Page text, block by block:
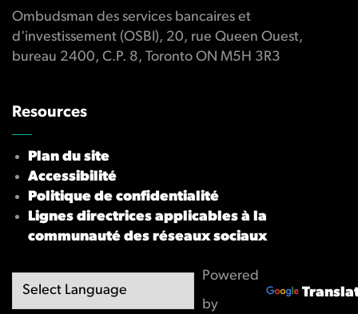
Ombudsman des services bancaires et
d'investissement (OSBI), 20, rue Queen Ouest,
bureau 2400, C.P. 8, Toronto ON M5H 3R3
Resources
Plan du site
Accessibilité
Politique de confidentialité
Lignes directrices applicables à la
communauté des réseaux sociaux
Powered
by